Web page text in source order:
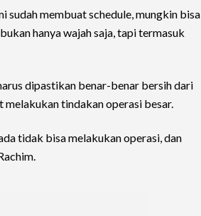
sudah membuat schedule, mungkin bisa
hanya wajah saja, tapi termasuk
dipastikan benar-benar bersih dari
melakukan tindakan operasi besar.
tidak bisa melakukan operasi, dan